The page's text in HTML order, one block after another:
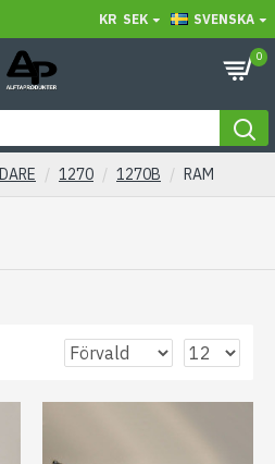
KR SEK SVENSKA
0
1270 1270B RAM